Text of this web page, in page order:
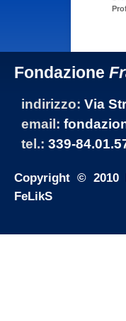
Fondazione
indirizzo: Via
email:
tel.: 339-
Copyright © 2010
FeLikS